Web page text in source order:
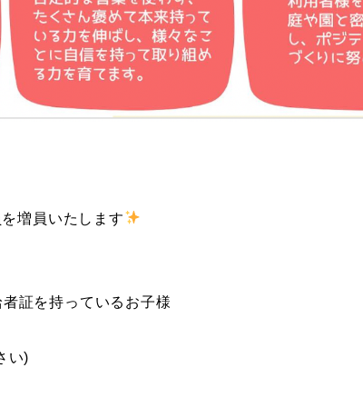
増員いたします
証を持っているお子様
い)